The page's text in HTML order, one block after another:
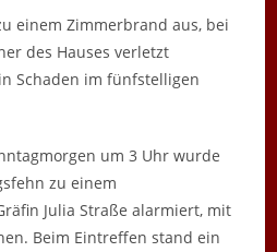
einem Zimmerbrand aus, bei
des Hauses verletzt
Schaden im fünfstelligen
um 3 Uhr wurde
zu einem
Julia Straße alarmiert, mit
Beim Eintreffen stand ein